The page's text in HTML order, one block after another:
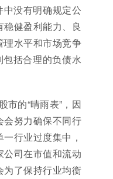
没有明确规定公
健盈利能力、良
理水平和市场竞争
括合理的负债水
市的“晴雨表”，因
会努力确保不同行
行业过度集中，
司在市值和流动
为了保持行业均衡